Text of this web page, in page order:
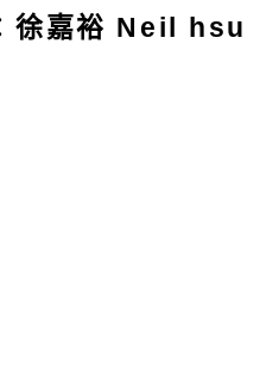
徐嘉裕 Neil hsu